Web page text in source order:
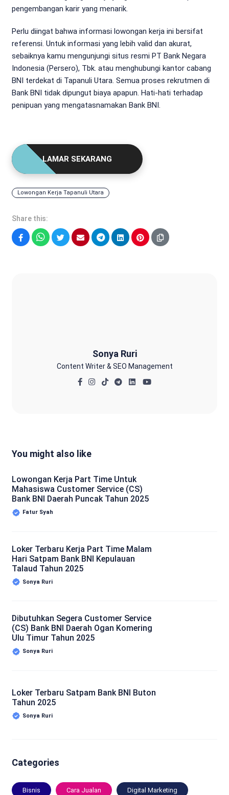
pengembangan karir yang menarik.
Perlu diingat bahwa informasi lowongan kerja ini bersifat
referensi. Untuk informasi yang lebih valid dan akurat,
sebaiknya kamu mengunjungi situs resmi PT Bank Negara
Indonesia (Persero), Tbk. atau menghubungi kantor cabang
BNI terdekat di Tapanuli Utara. Semua proses rekrutmen di
Bank BNI tidak dipungut biaya apapun. Hati-hati terhadap
penipuan yang mengatasnamakan Bank BNI.
LAMAR SEKARANG
Lowongan Kerja Tapanuli Utara
Share this:
Sonya Ruri
Content Writer & SEO Management
You might also like
Lowongan Kerja Part Time Untuk
Mahasiswa Customer Service (CS)
Bank BNI Daerah Puncak Tahun 2025
Fatur Syah
Loker Terbaru Kerja Part Time Malam
Hari Satpam Bank BNI Kepulauan
Talaud Tahun 2025
Sonya Ruri
Dibutuhkan Segera Customer Service
(CS) Bank BNI Daerah Ogan Komering
Ulu Timur Tahun 2025
Sonya Ruri
Loker Terbaru Satpam Bank BNI Buton
Tahun 2025
Sonya Ruri
Categories
Bisnis Cara Jualan Digital Marketing